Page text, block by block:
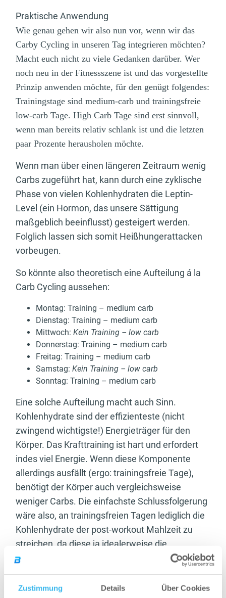
Zustimmung Details Über Cookies
Praktische Anwendung
Wie genau gehen wir also nun vor, wenn wir das
Carby Cycling in unseren Tag integrieren möchten?
Macht euch nicht zu viele Gedanken darüber. Wer
noch neu in der Fitnessszene ist und das vorgestellte
Prinzip anwenden möchte, für den genügt folgendes:
Trainingstage sind medium-carb und trainingsfreie
low-carb Tage. High Carb Tage sind erst sinnvoll,
wenn man bereits relativ schlank ist und die letzten
paar Prozente herausholen möchte.
Wenn man über einen längeren Zeitraum wenig
Carbs zugeführt hat, kann durch eine zyklische
Phase von vielen Kohlenhydraten die Leptin-
Level (ein Hormon, das unsere Sättigung
maßgeblich beeinflusst) gesteigert werden.
Folglich lassen sich somit Heißhungerattacken
vorbeugen.
So könnte also theoretisch eine Aufteilung á la
Carb Cycling aussehen:
Montag: Training – medium carb
Dienstag: Training – medium carb
Mittwoch: Kein Training – low carb
Donnerstag: Training – medium carb
Freitag: Training – medium carb
Samstag: Kein Training – low carb
Sonntag: Training – medium carb
Eine solche Aufteilung macht auch Sinn.
Kohlenhydrate sind der effizienteste (nicht
zwingend wichtigste!) Energieträger für den
Körper. Das Krafttraining ist hart und erfordert
indes viel Energie. Wenn diese Komponente
allerdings ausfällt (ergo: trainingsfreie Tage),
benötigt der Körper auch vergleichsweise
weniger Carbs. Die einfachste Schlussfolgerung
wäre also, an trainingsfreien Tagen lediglich die
Kohlenhydrate der post-workout Mahlzeit zu
streichen, da diese ja idealerweise die
kohlenhydratreichste Mahlzeit ist (und eventuell
durch Gemüse und/oder Salat einzutauschen),
somit erkämpfen wir uns ein adäquates